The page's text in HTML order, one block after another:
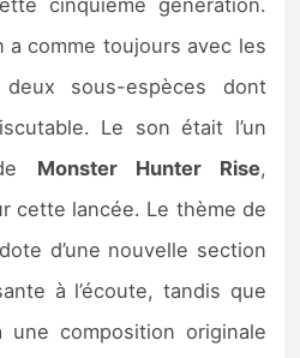
a comme toujours avec les
sous-espèces dont
Le son était l’un
Monster Hunter Rise,
cette lancée. Le thème de
d’une nouvelle section
à l’écoute, tandis que
composition originale